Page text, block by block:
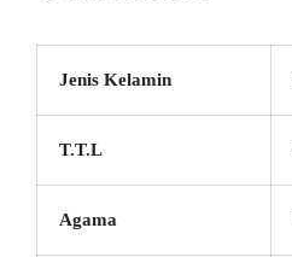
Jenis Kelamin
T.T.L
Agama